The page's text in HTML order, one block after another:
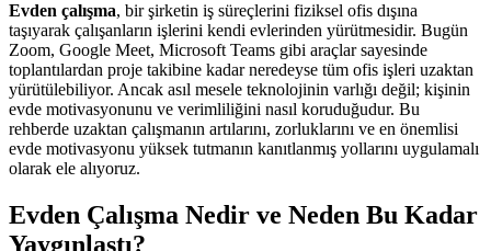
Evden çalışma, bir şirketin iş süreçlerini fiziksel ofis dışına
taşıyarak çalışanların işlerini kendi evlerinden yürütmesidir. Bugün
Zoom, Google Meet, Microsoft Teams gibi araçlar sayesinde
toplantılardan proje takibine kadar neredeyse tüm ofis işleri uzaktan
yürütülebiliyor. Ancak asıl mesele teknolojinin varlığı değil; kişinin
evde motivasyonunu ve verimliliğini nasıl koruduğudur. Bu
rehberde uzaktan çalışmanın artılarını, zorluklarını ve en önemlisi
evde motivasyonu yüksek tutmanın kanıtlanmış yollarını uygulamalı
olarak ele alıyoruz.
Evden Çalışma Nedir ve Neden Bu Kadar
Yaygınlaştı?